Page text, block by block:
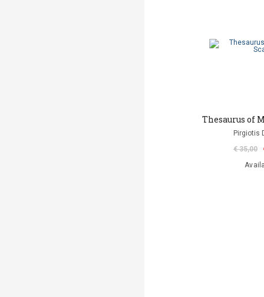
Thesaurus of
Pirgiotis
€ 35,00